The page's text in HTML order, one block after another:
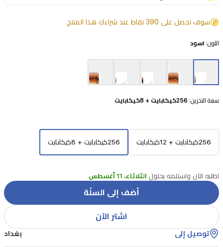
الاستثنائي،
AMOLED
بحجم
بوصة
ومعالج
Snapdragon
Gen
4
القوي.
التقط
كل
التفاصيل
سوف تحصل على 390 نقاط عند شراءك هذا المنتج
اللون: اسود
سعة التخزين: 256كيكابايت + 8كيكابايت
256كيكابايت + 12كيكابايت 256كيكابايت + 8كيكابايت
اطلبه الآن واستلمه بحلول الثلاثاء، 11 أغسطس
أضف إلى السلّة
اشتر الآن
توصيل إلى بغداد